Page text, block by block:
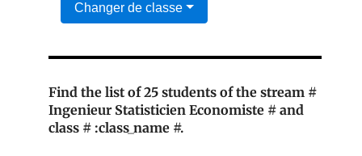
Changer de classe
Find the list of 25 students of the stream #
Ingenieur Statisticien Economiste # and
class # :class_name #.